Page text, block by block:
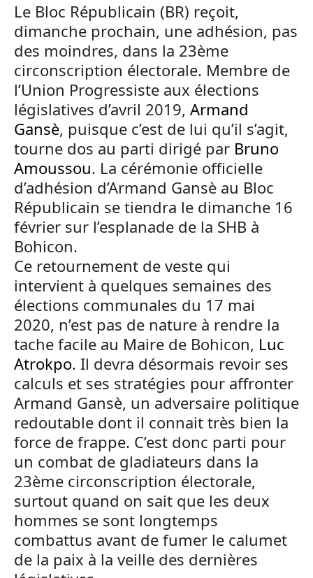
Le Bloc Républicain (BR) reçoit,
dimanche prochain, une adhésion, pas
des moindres, dans la 23ème
circonscription électorale. Membre de
l’Union Progressiste aux élections
législatives d’avril 2019, Armand
Gansè, puisque c’est de lui qu’il s’agit,
tourne dos au parti dirigé par Bruno
Amoussou. La cérémonie officielle
d’adhésion d’Armand Gansè au Bloc
Républicain se tiendra le dimanche 16
février sur l’esplanade de la SHB à
Bohicon.
Ce retournement de veste qui
intervient à quelques semaines des
élections communales du 17 mai
2020, n’est pas de nature à rendre la
tache facile au Maire de Bohicon, Luc
Atrokpo. Il devra désormais revoir ses
calculs et ses stratégies pour affronter
Armand Gansè, un adversaire politique
redoutable dont il connait très bien la
force de frappe. C’est donc parti pour
un combat de gladiateurs dans la
23ème circonscription électorale,
surtout quand on sait que les deux
hommes se sont longtemps
combattus avant de fumer le calumet
de la paix à la veille des dernières